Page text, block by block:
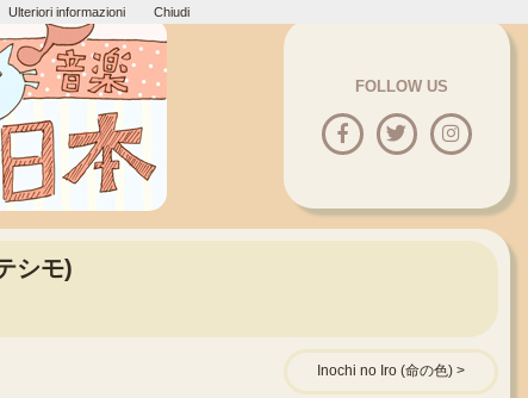
FOLLOW US
シモ)
Inochi no Iro (命の色)
Ulteriori informazioni Chiudi